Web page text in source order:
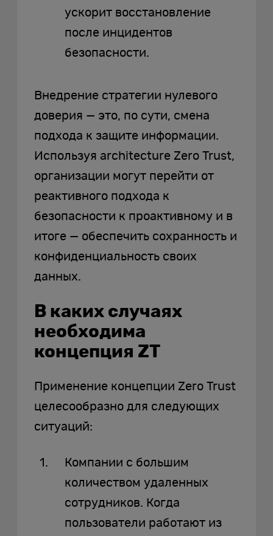
ускорит восстановление
после инцидентов
безопасности.
Внедрение стратегии нулевого
доверия — это, по сути, смена
подхода к защите информации.
Используя architecture Zero Trust,
организации могут перейти от
реактивного подхода к
безопасности к проактивному и в
итоге — обеспечить сохранность и
конфиденциальность своих
данных.
В каких случаях
необходима
концепция ZT
Применение концепции Zero Trust
целесообразно для следующих
ситуаций:
Компании с большим
количеством удаленных
сотрудников. Когда
пользователи работают из